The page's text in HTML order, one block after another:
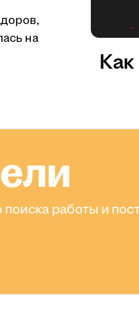
на
работы и